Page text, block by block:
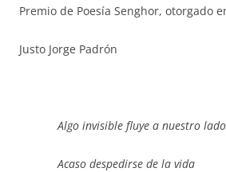
Premio de Poesía Senghor, otorgado
Justo Jorge Padrón
Algo invisible fluye a nuestro lado
Acaso despedirse de la vida